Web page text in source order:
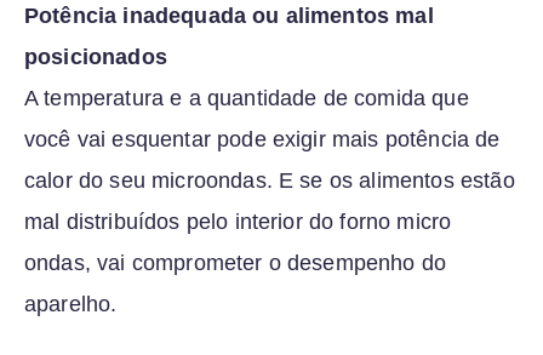
Potência inadequada ou alimentos mal
posicionados
A temperatura e a quantidade de comida que
você vai esquentar pode exigir mais potência de
calor do seu microondas. E se os alimentos estão
mal distribuídos pelo interior do forno micro
ondas, vai comprometer o desempenho do
aparelho.